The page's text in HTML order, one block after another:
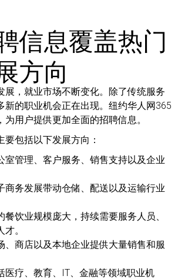
信息覆盖热门
方向
展，就业市场不断变化。除了传统服务
新的职业机会正在出现。纽约华人网365
用户提供更加全面的招聘信息。
要包括以下发展方向：
室管理、客户服务、销售支持以及企业
商务发展带动仓储、配送以及运输行业
餐饮业规模庞大，持续需要服务人员、
。
、商店以及本地企业提供大量销售和服
医疗、教育、IT、金融等领域职业机